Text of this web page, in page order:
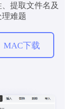
提取文件名及
难题
MAC下载